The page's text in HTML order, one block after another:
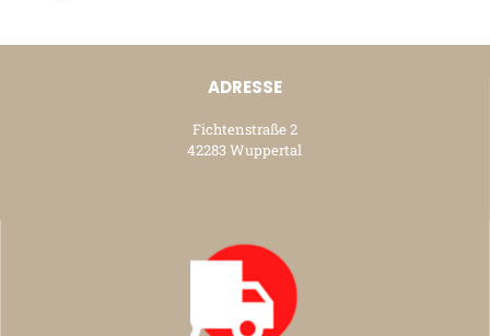
ADRESSE
Fichtenstraße 2
42283 Wuppertal